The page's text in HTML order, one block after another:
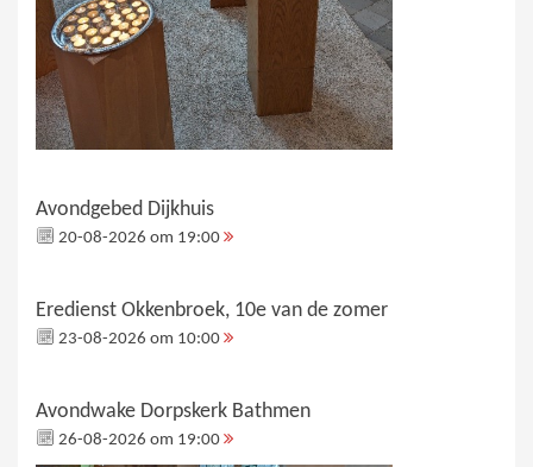
Avondgebed Dijkhuis
20-08-2026 om 19:00
Eredienst Okkenbroek, 10e van de zomer
23-08-2026 om 10:00
Avondwake Dorpskerk Bathmen
26-08-2026 om 19:00